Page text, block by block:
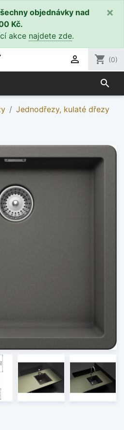
objednávky nad
Kč.
akce najdete zde.
×
 shopping_cart (0)
search
Jednodřezy, kulaté dřezy